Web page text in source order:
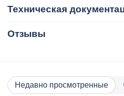
Техническая
Отзывы
Недавно просмотренные